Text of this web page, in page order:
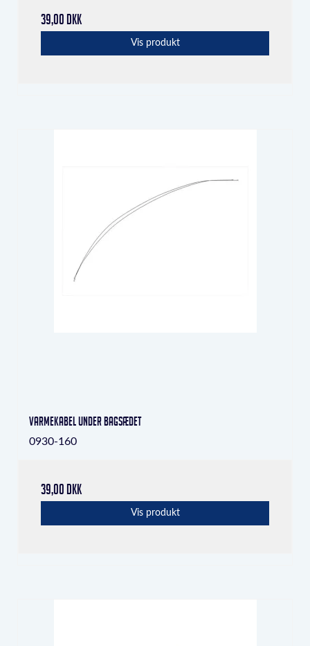
39,00 DKK
Vis produkt
Varmekabel under bagsædet
0930-160
39,00 DKK
Vis produkt